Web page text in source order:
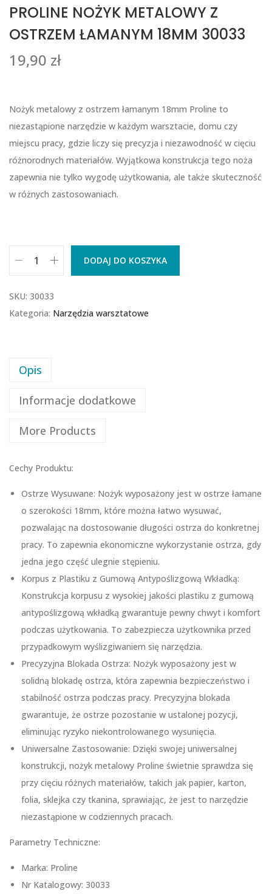
PROLINE NOŻYK METALOWY Z
OSTRZEM ŁAMANYM 18MM 30033
19,90 zł
Nożyk metalowy z ostrzem łamanym 18mm Proline to
niezastąpione narzędzie w każdym warsztacie, domu czy
miejscu pracy, gdzie liczy się precyzja i niezawodność w cięciu
różnorodnych materiałów. Wyjątkowa konstrukcja tego noża
zapewnia nie tylko wygodę użytkowania, ale także skuteczność
w różnych zastosowaniach.
DODAJ DO KOSZYKA
SKU: 30033
Kategoria: Narzędzia warsztatowe
Opis
Informacje dodatkowe
More Products
Cechy Produktu:
Ostrze Wysuwane: Nożyk wyposażony jest w ostrze łamane
o szerokości 18mm, które można łatwo wysuwać,
pozwalając na dostosowanie długości ostrza do konkretnej
pracy. To zapewnia ekonomiczne wykorzystanie ostrza, gdy
jedna jego część ulegnie stępieniu.
Korpus z Plastiku z Gumową Antypoślizgową Wkładką:
Konstrukcja korpusu z wysokiej jakości plastiku z gumową
antypoślizgową wkładką gwarantuje pewny chwyt i komfort
podczas użytkowania. To zabezpiecza użytkownika przed
przypadkowym wyślizgiwaniem się narzędzia.
Precyzyjna Blokada Ostrza: Nożyk wyposażony jest w
solidną blokadę ostrza, która zapewnia bezpieczeństwo i
stabilność ostrza podczas pracy. Precyzyjna blokada
gwarantuje, że ostrze pozostanie w ustalonej pozycji,
eliminując ryzyko niekontrolowanego wysunięcia.
Uniwersalne Zastosowanie: Dzięki swojej uniwersalnej
konstrukcji, nożyk metalowy Proline świetnie sprawdza się
przy cięciu różnych materiałów, takich jak papier, karton,
folia, sklejka czy tkanina, sprawiając, że jest to narzędzie
niezastąpione w codziennych pracach.
Parametry Techniczne:
Marka: Proline
Nr Katalogowy: 30033